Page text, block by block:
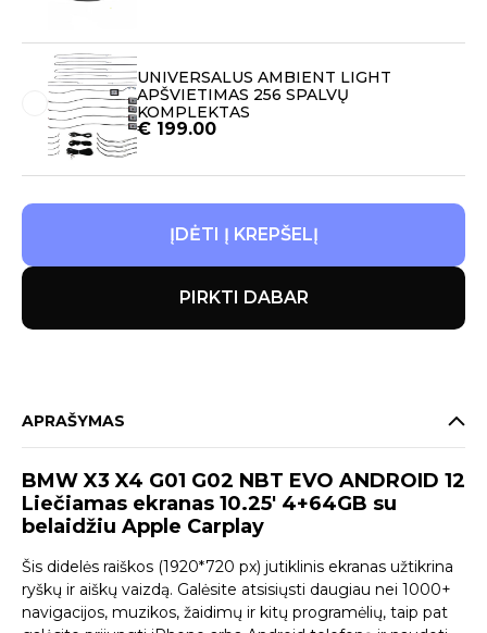
UNIVERSALUS AMBIENT LIGHT
APŠVIETIMAS 256 SPALVŲ
KOMPLEKTAS
€ 199.00
ĮDĖTI Į KREPŠELĮ
PIRKTI DABAR
APRAŠYMAS
BMW X3 X4 G01 G02 NBT EVO ANDROID 12
Liečiamas ekranas 10.25′ 4+64GB su
belaidžiu Apple Carplay
Šis didelės raiškos (1920*720 px) jutiklinis ekranas užtikrina
ryškų ir aiškų vaizdą. Galėsite atsisiųsti daugiau nei 1000+
navigacijos, muzikos, žaidimų ir kitų programėlių, taip pat